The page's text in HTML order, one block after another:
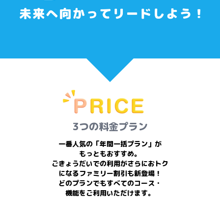
3つの料金プラン
一番人気の「年間一括プラン」が
もっともおすすめ。
ごきょうだいでの利用がさらにおトク
になるファミリー割引も新登場！
どのプランでもすべてのコース・
機能をご利用いただけます。